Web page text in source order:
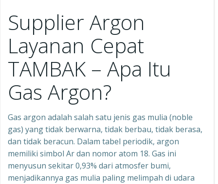
Supplier Argon
Layanan Cepat
TAMBAK – Apa Itu
Gas Argon?
Gas argon adalah salah satu jenis gas mulia (noble
gas) yang tidak berwarna, tidak berbau, tidak berasa,
dan tidak beracun. Dalam tabel periodik, argon
memiliki simbol Ar dan nomor atom 18. Gas ini
menyusun sekitar 0,93% dari atmosfer bumi,
menjadikannya gas mulia paling melimpah di udara